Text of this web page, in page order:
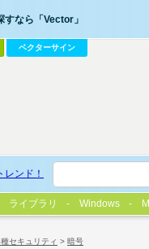
セキュリティ > 暗号
なら「Vector」
ベクターサイン
レンド！
ライブラリ Windows